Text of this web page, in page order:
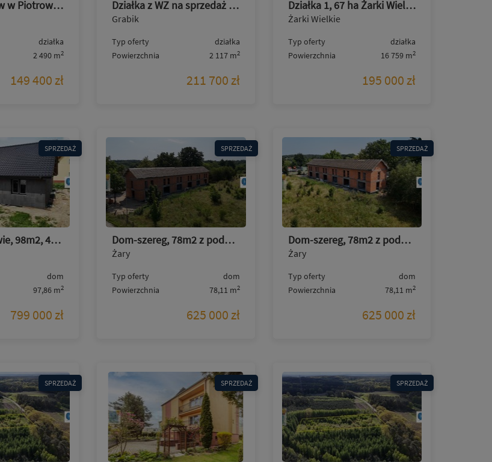
Działki 25 arów w Piotrowie k. Przewozu wydane WZ
działka
2 490 m2
149 400 zł
Działka z WZ na sprzedaż w Grabiku
Grabik
Typ oferty
działka
Powierzchnia
2 117 m2
211 700 zł
Działka 1, 67 ha Żarki Wielkie, Nowe Czaple
Żarki Wielkie
Typ oferty
działka
Powierzchnia
16 759 m2
195 000 zł
SPRZEDAŻ
Dom w budowie, 98m2, 4pokoje, poddasze, 5ar, Osadnicza
dom
97,86 m2
799 000 zł
SPRZEDAŻ
Dom-szereg, 78m2 z poddaszem, 4pokoje, Brata Alberta
Żary
Typ oferty
dom
Powierzchnia
78,11 m2
625 000 zł
SPRZEDAŻ
Dom-szereg, 78m2 z poddaszem, 4pokoje, Brata Alberta
Żary
Typ oferty
dom
Powierzchnia
78,11 m2
625 000 zł
SPRZEDAŻ SPRZEDAŻ SPRZEDAŻ